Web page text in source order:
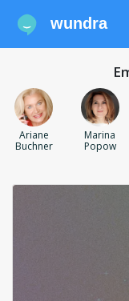
wundra
Ariane
Buchner
Marina
Popow